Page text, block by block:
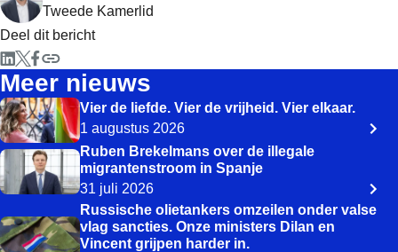
Tweede Kamerlid
Deel dit bericht
Meer nieuws
Vier de liefde. Vier de vrijheid. Vier elkaar.
1 augustus 2026
Ruben Brekelmans over de illegale
migrantenstroom in Spanje
31 juli 2026
Russische olietankers omzeilen onder valse
vlag sancties. Onze ministers Dilan en
Vincent grijpen harder in.